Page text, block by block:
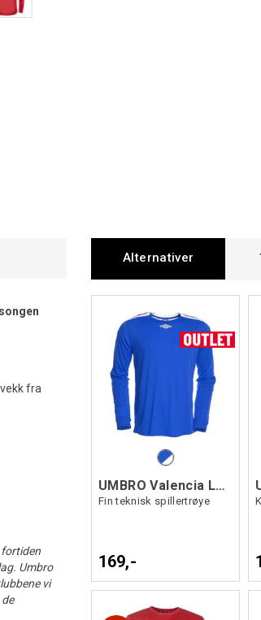
fra
fortiden
Umbro
vi
Alternativer
UMBRO Valencia LS Jsy
Fin teknisk spillertrøye
169,-